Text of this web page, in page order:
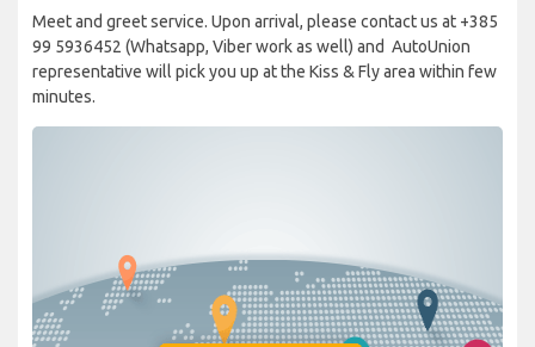
Meet and greet service. Upon arrival, please contact us at +385
99 5936452 (Whatsapp, Viber work as well) and AutoUnion
representative will pick you up at the Kiss & Fly area within few
minutes.